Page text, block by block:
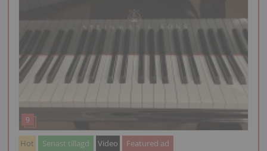
Hot Senast tillagd Video Featured ad